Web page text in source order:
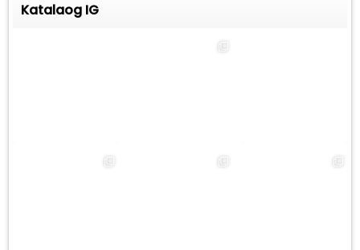
Katalaog IG